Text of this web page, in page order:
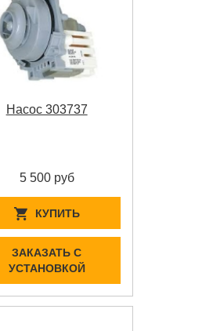
Насос 303737
5 500 руб
КУПИТЬ
ЗАКАЗАТЬ С
УСТАНОВКОЙ